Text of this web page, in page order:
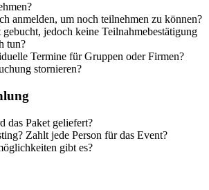
anmelden, um noch teilnehmen zu können?
jedoch keine Teilnahmebestätigung
tun?
Termine für Gruppen oder Firmen?
stornieren?
das Paket geliefert?
Zahlt jede Person für das Event?
gibt es?